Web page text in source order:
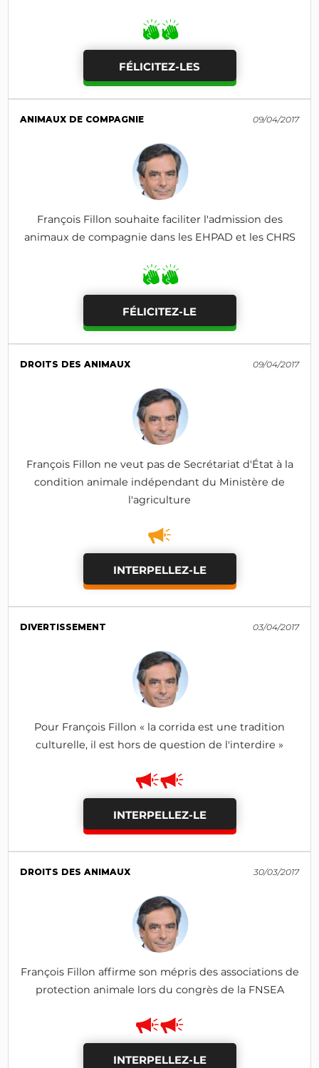
FÉLICITEZ-LES
ANIMAUX DE COMPAGNIE 09/04/2017
François Fillon souhaite faciliter l'admission des
animaux de compagnie dans les EHPAD et les CHRS
FÉLICITEZ-LE
DROITS DES ANIMAUX 09/04/2017
François Fillon ne veut pas de Secrétariat d'État à la
condition animale indépendant du Ministère de
l'agriculture
INTERPELLEZ-LE
DIVERTISSEMENT 03/04/2017
Pour François Fillon « la corrida est une tradition
culturelle, il est hors de question de l'interdire »
INTERPELLEZ-LE
DROITS DES ANIMAUX 30/03/2017
François Fillon affirme son mépris des associations de
protection animale lors du congrès de la FNSEA
INTERPELLEZ-LE